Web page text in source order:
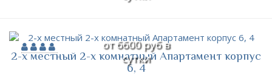
от 6600 руб в
сутки
2-х местный 2-х комнатный Апартамент корпус
6, 4